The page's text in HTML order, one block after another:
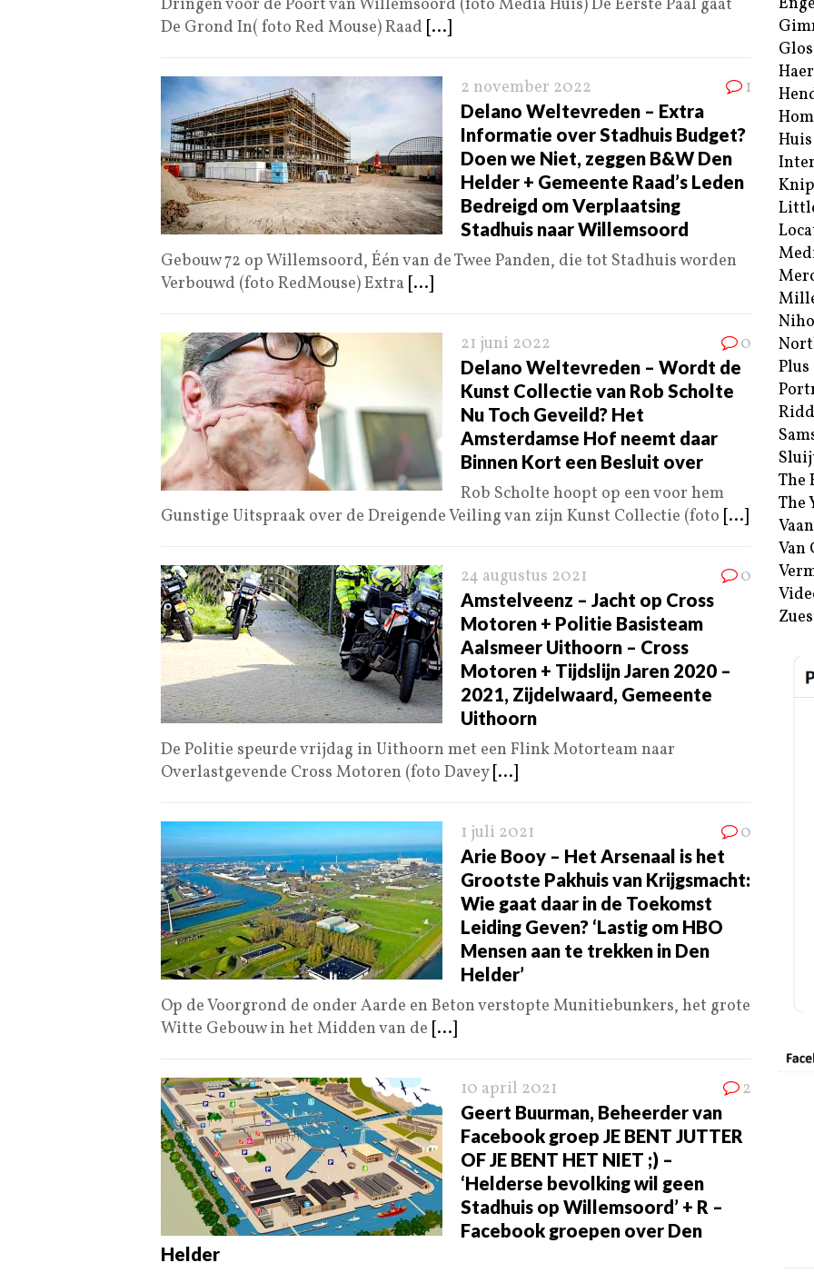
Dringen voor de Poort van Willemsoord (foto Media Huis) De Eerste Paal gaat
De Grond In( foto Red Mouse) Raad [...]
2 november 2022 1
Delano Weltevreden – Extra
Informatie over Stadhuis Budget?
Doen we Niet, zeggen B&W Den
Helder + Gemeente Raad’s Leden
Bedreigd om Verplaatsing
Stadhuis naar Willemsoord
Gebouw 72 op Willemsoord, Één van de Twee Panden, die tot Stadhuis worden
Verbouwd (foto RedMouse) Extra [...]
21 juni 2022 0
Delano Weltevreden – Wordt de
Kunst Collectie van Rob Scholte
Nu Toch Geveild? Het
Amsterdamse Hof neemt daar
Binnen Kort een Besluit over
Rob Scholte hoopt op een voor hem
Gunstige Uitspraak over de Dreigende Veiling van zijn Kunst Collectie (foto [...]
24 augustus 2021 0
Amstelveenz – Jacht op Cross
Motoren + Politie Basisteam
Aalsmeer Uithoorn – Cross
Motoren + Tijdslijn Jaren 2020 –
2021, Zijdelwaard, Gemeente
Uithoorn
De Politie speurde vrijdag in Uithoorn met een Flink Motorteam naar
Overlastgevende Cross Motoren (foto Davey [...]
1 juli 2021 0
Arie Booy – Het Arsenaal is het
Grootste Pakhuis van Krijgsmacht:
Wie gaat daar in de Toekomst
Leiding Geven? ‘Lastig om HBO
Mensen aan te trekken in Den
Helder’
Op de Voorgrond de onder Aarde en Beton verstopte Munitiebunkers, het grote
Witte Gebouw in het Midden van de [...]
10 april 2021 2
Geert Buurman, Beheerder van
Facebook groep JE BENT JUTTER
OF JE BENT HET NIET ;) –
‘Helderse bevolking wil geen
Stadhuis op Willemsoord’ + R –
Facebook groepen over Den
Helder
Plus
The
The
Van